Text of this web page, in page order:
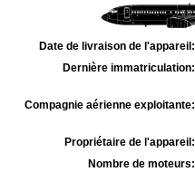
Date de livraison de l'appareil:
Dernière immatriculation:
Compagnie aérienne exploitante:
Propriétaire de l'appareil:
Nombre de moteurs: